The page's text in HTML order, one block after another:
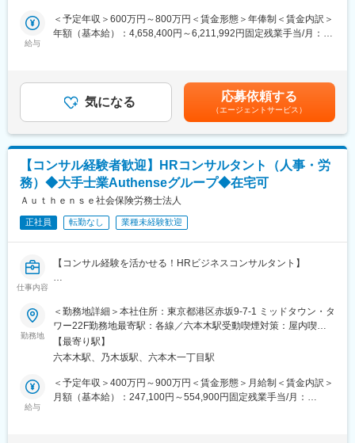
つつ、一方で「ビジネスとつながるテストパターンの検討」「ア
ナリティクスとつながるデータ構造の検討」といった、三位一体
ビジネス視点、アナリティクスのスキルを両輪で磨いた後は、ご
自身の適性や希望に応じた多様なキャリアパスがございます。た
とえばビジネス領域でコンサルタントやビジネスプロデューサー
を目指す、アナリティクスチームで分析基盤をデザインしていく
など、ご自身の興味関心ある分野でプロフェッショナルを目指す
ことが可能です。
変更の範囲：会社の定める業務
フロントエンド領域はWeb（React）とモバイル（React Native）
で分かれており、ご希望や適性に応じて担当プロダクトを決定し
ます。
を基盤としたLLMs活用も進めていきます。
技術面に加え、こうしたデータ・AI領域への関心や挑戦意欲があ
る方には非常に面白い環境です。
- API設計・実装
- データベース設計
- サーバーサイドロジック開発
フロントエンド
ームにより異なる）
- UI/UX改善のための実装
共通
- 開発生産性や業務効率化、自動化（CI/CDパイプライン構築、運
用）
- 設計/コードレビュー
- チームの開発プロセス改善
- UX改善のための非機能要件実装
給与
＜予定年収＞600万円～800万円＜賃金形態＞年俸制＜賃金内訳＞
年額（基本給）：4,658,400円～6,211,992円固定残業手当/月：
給与補足＞■賞与：あり賃金はあくまでも目安の金額であり、選考
を通じて上下する可能性があります。月給(月額)は固定手当を含め
気になる 応募依頼する
（エージェントサービス）
【コンサル経験者歓迎】HRコンサルタント（人事・労
務）◆大手士業Authenseグループ◆在宅可
Ａｕｔｈｅｎｓｅ社会保険労務士法人
正社員 転勤なし 業種未経験歓迎
仕事内容
【コンサル経験を活かせる！HRビジネスコンサルタント】
社労士・人事労務コンサルタントとして、クライアント企業の人
事課題解決や組織成長を支援していただきます。人事労務相談や
労務リスク分析、就業規則・諸規程の整備、各種契約書の見直
し、ハラスメント対応体制の構築に加え、IPO労務DD、人事制度
の設計・運用、採用戦略立案、業務効率化・DX推進、人事労務シ
ステム導入、研修企画など幅広いコンサルティングを担当。ま
た、社会保険・労働保険手続き、給与計算、助成金申請などのア
ウトソーシング業務も担います。担当企業数は1人あたり10～20
勤務地
＜勤務地詳細＞本社住所：東京都港区赤坂9-7-1 ミッドタウン・タ
ワー22F勤務地最寄駅：各線／六本木駅受動喫煙対策：屋内喫煙
可能場所あり変更の範囲：会社の定める事業所（リモートワーク
含む）
【最寄り駅】
六本木駅、乃木坂駅、六本木一丁目駅
給与
＜予定年収＞400万円～900万円＜賃金形態＞月給制＜賃金内訳＞
月額（基本給）：247,100円～554,900円固定残業手当/月：